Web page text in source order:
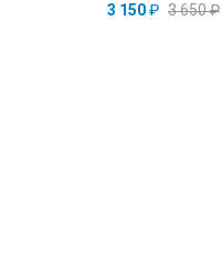
3 150₽ 3 650₽